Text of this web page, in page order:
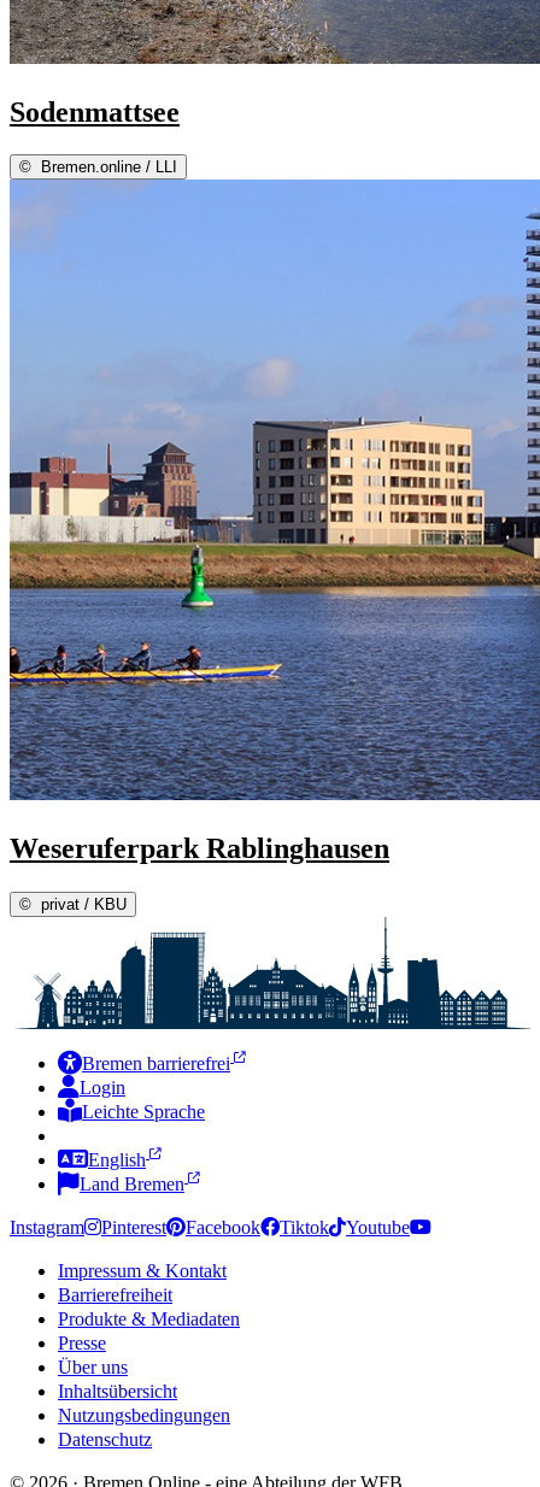
Sodenmattsee
© Bremen.online / LLI
Weseruferpark Rablinghausen
© privat / KBU
Bremen barrierefrei
Login
Leichte Sprache
English
Land Bremen
Instagram Pinterest Facebook Tiktok Youtube
Impressum & Kontakt
Barrierefreiheit
Produkte & Mediadaten
Presse
Über uns
Inhaltsübersicht
Nutzungsbedingungen
Datenschutz
© 2026 · Bremen Online - eine Abteilung der WFB